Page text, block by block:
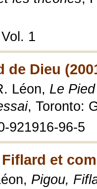
1
de Dieu
Léon, Le
, Toronto:
921916-96-5
et
Pigou,